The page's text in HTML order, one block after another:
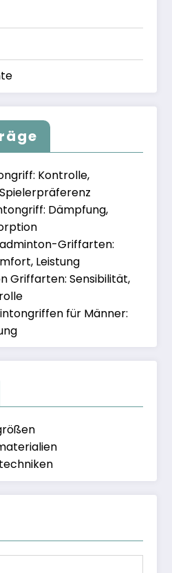
Kontrolle,
Dämpfung,
Griffarten:
Leistung
Griffarten: Sensibilität,
für Männer: